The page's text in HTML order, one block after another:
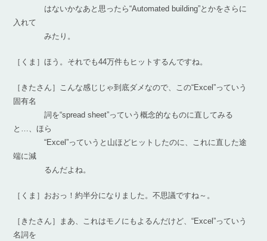
はないかなあと思ったら“Automated building”とかをさらに
入れて
みたり。
［くま］ほう。それでも44万件もヒットするんですね。
［きたさん］こんな感じじゃ到底ダメなので、この“Excel”っていう
固有名
詞を“spread sheet”っていう概念的なものに直してみる
と…、ほら
“Excel”っていうと山ほどヒットしたのに、これに直した途
端に減
るんだよね。
［くま］おおっ！約半分になりました。不思議ですね～。
［きたさん］まあ、これはモノにもよるんだけど、“Excel”っていう
名詞を